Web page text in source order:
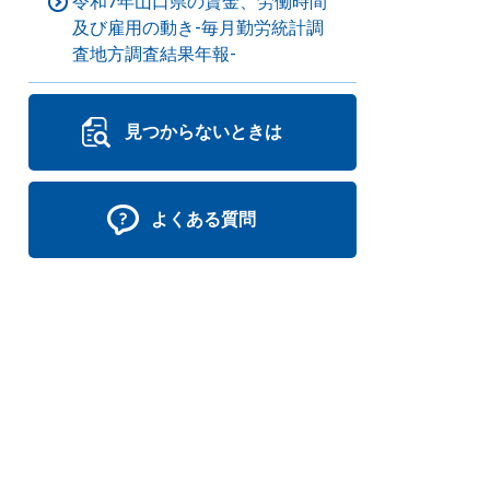
及び雇用の動き-毎月勤労統計調
査地方調査結果年報-
見つからないときは
よくある質問